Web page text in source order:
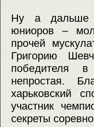
Ну а дальше
юниоров –
прочей
Григорию
победителя
непростая.
харьковский
участник
секреты